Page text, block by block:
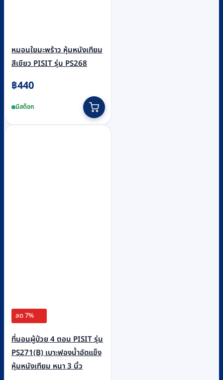
หมอนใยมะพร้าว หุ้มหนังเทียม
สีเขียว PISIT รุ่น PS268
฿440
มีสต็อก
ลด 7%
ที่นอนผู้ป่วย 4 ตอน PISIT รุ่น
PS271(B) เบาะฟองน้ำอัดแข็ง
หุ้มหนังเทียม หนา 3 นิ้ว